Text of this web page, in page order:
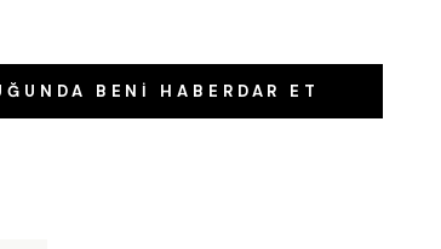
BENI HABERDAR ET